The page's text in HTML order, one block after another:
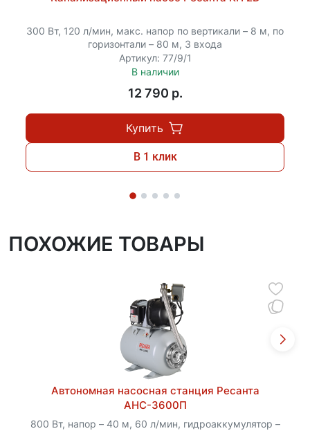
владельцев фермерских хозяйств.
300 Вт, 120 л/мин, макс. напор по вертикали – 8 м, по
горизонтали – 80 м, 3 входа
Артикул: 77/9/1
В наличии
12 790 p.
Купить
В 1 клик
ПОХОЖИЕ ТОВАРЫ
Автономная насосная станция Ресанта
АНС-3600П
800 Вт, напор – 40 м, 60 л/мин, гидроаккумулятор –